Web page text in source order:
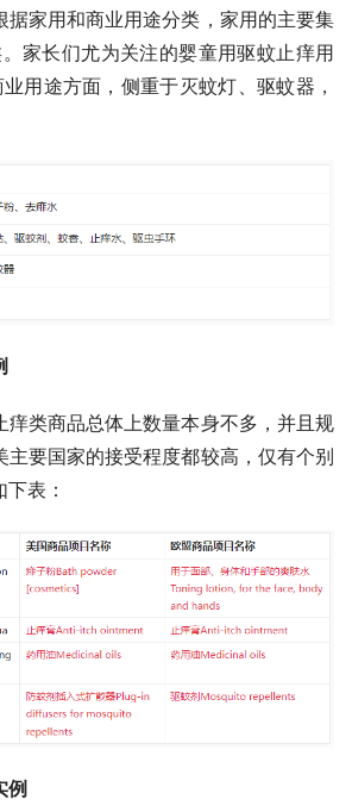
据家用和商业用途分类，家用的主要集
家长们尤为关注的婴童用驱蚊止痒用
用途方面，侧重于灭蚊灯、驱蚊器，
痒类商品总体上数量本身不多，并且规
主要国家的接受程度都较高，仅有个别
表：
例